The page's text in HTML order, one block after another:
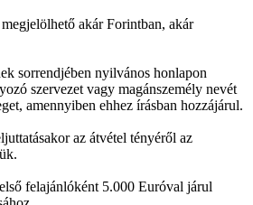
akár Forintban, akár
sorrendjében nyilvános honlapon
szervezet vagy magánszemély nevét
amennyiben ehhez írásban hozzájárul.
az átvétel tényéről az
felajánlóként 5.000 Euróval járul